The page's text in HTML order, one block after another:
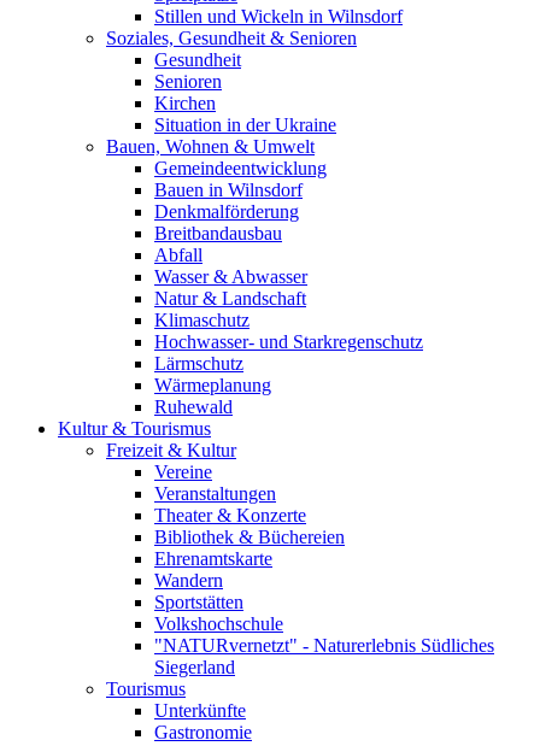
Stillen und Wickeln in Wilnsdorf
Soziales, Gesundheit & Senioren
Gesundheit
Senioren
Kirchen
Situation in der Ukraine
Bauen, Wohnen & Umwelt
Gemeindeentwicklung
Bauen in Wilnsdorf
Denkmalförderung
Breitbandausbau
Abfall
Wasser & Abwasser
Natur & Landschaft
Klimaschutz
Hochwasser- und Starkregenschutz
Lärmschutz
Wärmeplanung
Ruhewald
Kultur & Tourismus
Freizeit & Kultur
Vereine
Veranstaltungen
Theater & Konzerte
Bibliothek & Büchereien
Ehrenamtskarte
Wandern
Sportstätten
Volkshochschule
"NATURvernetzt" - Naturerlebnis Südliches
Siegerland
Tourismus
Unterkünfte
Gastronomie